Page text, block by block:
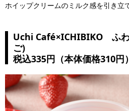
ホイップクリームのミルク感を引き立
Uchi Café×ICHIBIKO ふわ
ご)
税込335円（本体価格310円）